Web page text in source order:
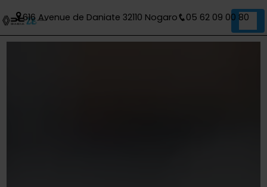
616 Avenue de Daniate 32110 Nogaro 05 62 09 00 80